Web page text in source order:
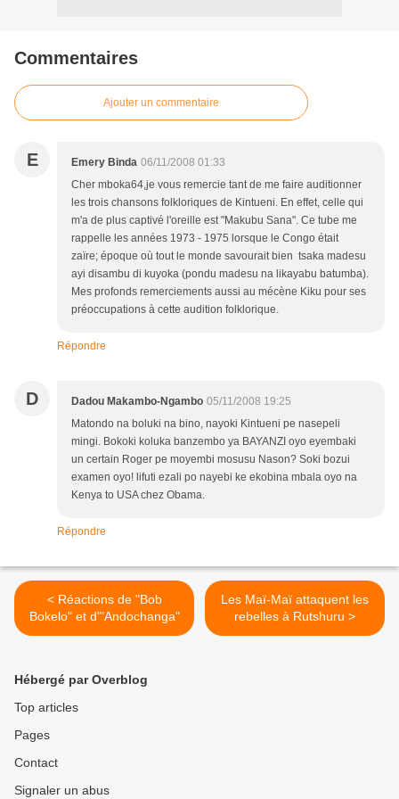
Commentaires
Ajouter un commentaire
E Emery Binda 06/11/2008 01:33
Cher mboka64,je vous remercie tant de me faire auditionner
les trois chansons folkloriques de Kintueni. En effet, celle qui
m'a de plus captivé l'oreille est "Makubu Sana". Ce tube me
rappelle les années 1973 - 1975 lorsque le Congo était
zaïre; époque où tout le monde savourait bien tsaka madesu
ayi disambu di kuyoka (pondu madesu na likayabu batumba).
Mes profonds remerciements aussi au mécène Kiku pour ses
préoccupations à cette audition folklorique.
Répondre
D Dadou Makambo-Ngambo 05/11/2008 19:25
Matondo na boluki na bino, nayoki Kintueni pe nasepeli
mingi. Bokoki koluka banzembo ya BAYANZI oyo eyembaki
un certain Roger pe moyembi mosusu Nason? Soki bozui
examen oyo! lifuti ezali po nayebi ke ekobina mbala oyo na
Kenya to USA chez Obama.
Répondre
< Réactions de "Bob
Bokelo" et d'"Andochanga"
Les Maï-Maï attaquent les
rebelles à Rutshuru >
Hébergé par Overblog
Top articles
Pages
Contact
Signaler un abus